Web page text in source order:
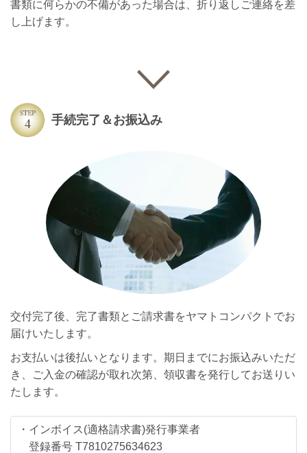
書類に何らかの不備があった場合は、折り返しご連絡を差
し上げます。
手続完了＆お振込み
交付完了後、完了書類とご請求書をヤマトコンパクトでお
届けいたします。
お支払いは後払いとなります。期日までにお振込みいただ
き、ご入金の確認が取れ次第、領収書を発行してお送りい
たします。
・インボイス(適格請求書)発行事業者
登録番号 T7810275634623